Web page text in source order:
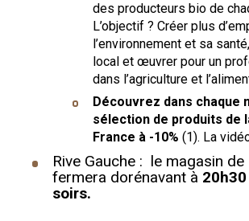
des producteurs bio de
L’objectif ? Créer plus
l’environnement et sa
local et œuvrer pour un
dans l’agriculture et
Découvrez dans chaque
sélection de produits de
France à -10% (1). La
Rive Gauche : le magasin de
fermera dorénavant à
soirs.